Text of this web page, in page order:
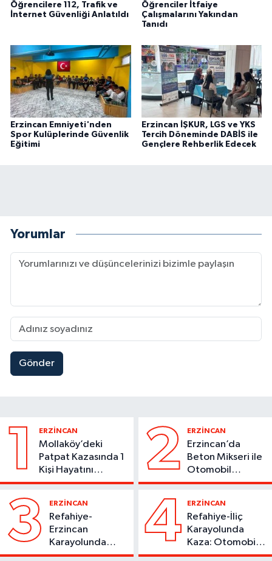
Öğrencilere 112, Trafik ve
İnternet Güvenliği Anlatıldı
Öğrenciler İtfaiye
Çalışmalarını Yakından
Tanıdı
Erzincan Emniyeti'nden
Spor Kulüplerinde Güvenlik
Eğitimi
Erzincan İŞKUR, LGS ve YKS
Tercih Döneminde DABİS ile
Gençlere Rehberlik Edecek
Yorumlar
Gönder
1 ERZİNCAN
Mollaköy’deki
Patpat Kazasında 1
Kişi Hayatını
Kaybetti
2 ERZİNCAN
Erzincan’da
Beton Mikseri ile
Otomobil
Çarpıştı
3 ERZİNCAN
Refahiye-
Erzincan
Karayolunda
Kaza: Otomobil
4 ERZİNCAN
Refahiye-İliç
Karayolunda
Kaza: Otomobil
Yoldan Çıktı, 6